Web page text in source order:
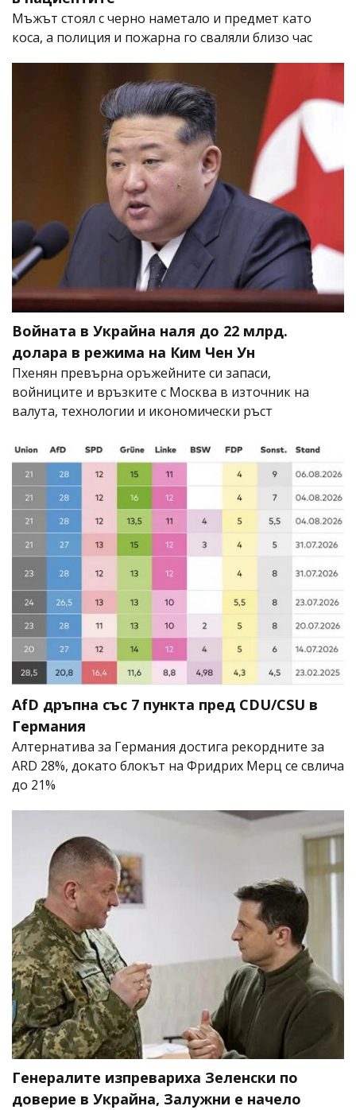
Мъжът стоял с черно наметало и предмет като
коса, а полиция и пожарна го сваляли близо час
Войната в Украйна наля до 22 млрд.
долара в режима на Ким Чен Ун
Пхенян превърна оръжейните си запаси,
войниците и връзките с Москва в източник на
валута, технологии и икономически ръст
AfD дръпна със 7 пункта пред CDU/CSU в
Германия
Алтернатива за Германия достига рекордните за
ARD 28%, докато блокът на Фридрих Мерц се свлича
до 21%
Генералите изпревариха Зеленски по
доверие в Украйна, Залужни е начело